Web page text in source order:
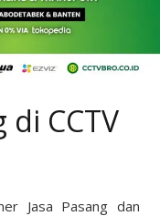
CCTV
Jasa Pasang dan